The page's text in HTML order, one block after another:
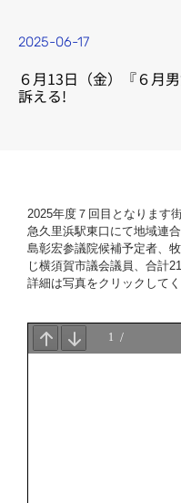
2025-06-17
６月13日（金）『６月
訴える!
2025年度７回目となります
急久里浜駅東口にて地域連
島彰宏参議院候補予定者、
じ横須賀市議会議員、合計
詳細は写真をクリックしてく